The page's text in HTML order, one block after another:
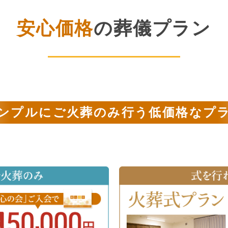
安心価格の葬儀プラン
プルにご火葬のみ行う低価格なプ